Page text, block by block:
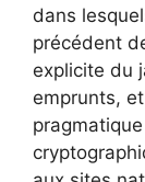
dans
précédent
explicite du
emprunts,